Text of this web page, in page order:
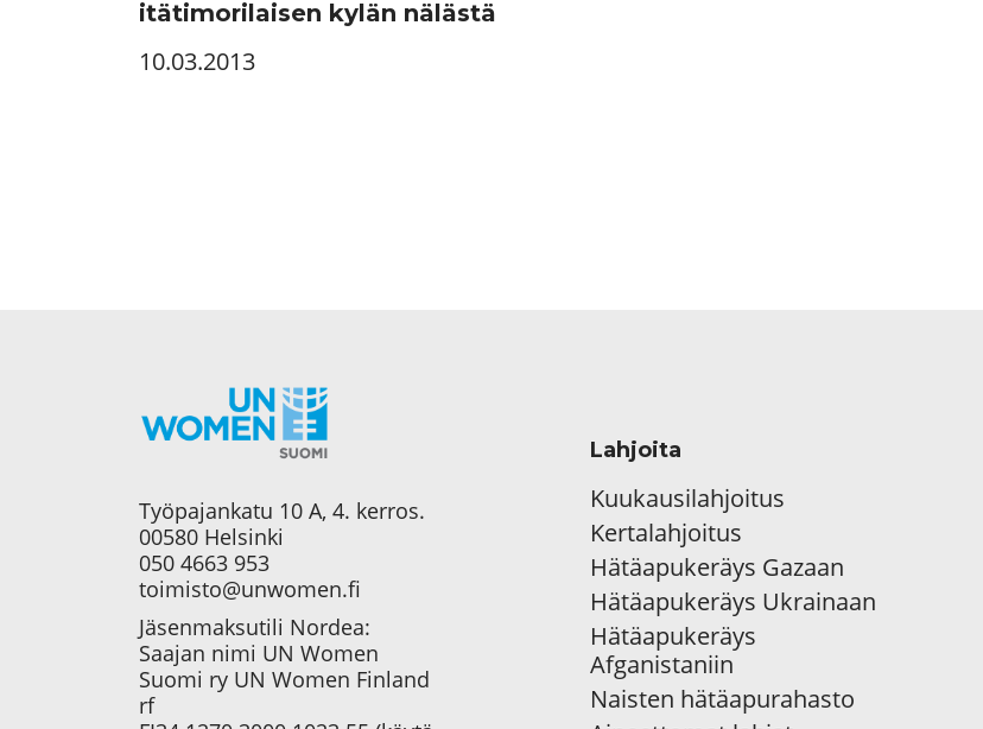
itätimorilaisen kylän nälästä
10.03.2013
Työpajankatu 10 A, 4. kerros.
00580 Helsinki
050 4663 953
toimisto@unwomen.fi
Jäsenmaksutili Nordea:
Saajan nimi UN Women
Suomi ry UN Women Finland
rf
Lahjoita
Kuukausilahjoitus
Kertalahjoitus
Hätäapukeräys Gazaan
Hätäapukeräys Ukrainaan
Hätäapukeräys
Afganistaniin
Naisten hätäapurahasto